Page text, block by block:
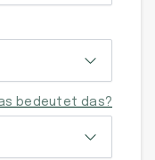
bedeutet das?